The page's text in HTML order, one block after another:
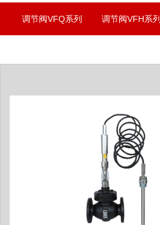
调节阀VFQ系列 调节阀VFH系列